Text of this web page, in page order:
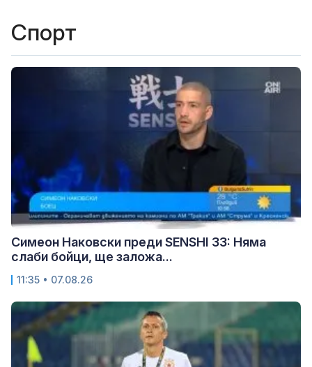
Спорт
Симеон Наковски преди SENSHI 33: Няма
слаби бойци, ще заложа...
11:35 • 07.08.26